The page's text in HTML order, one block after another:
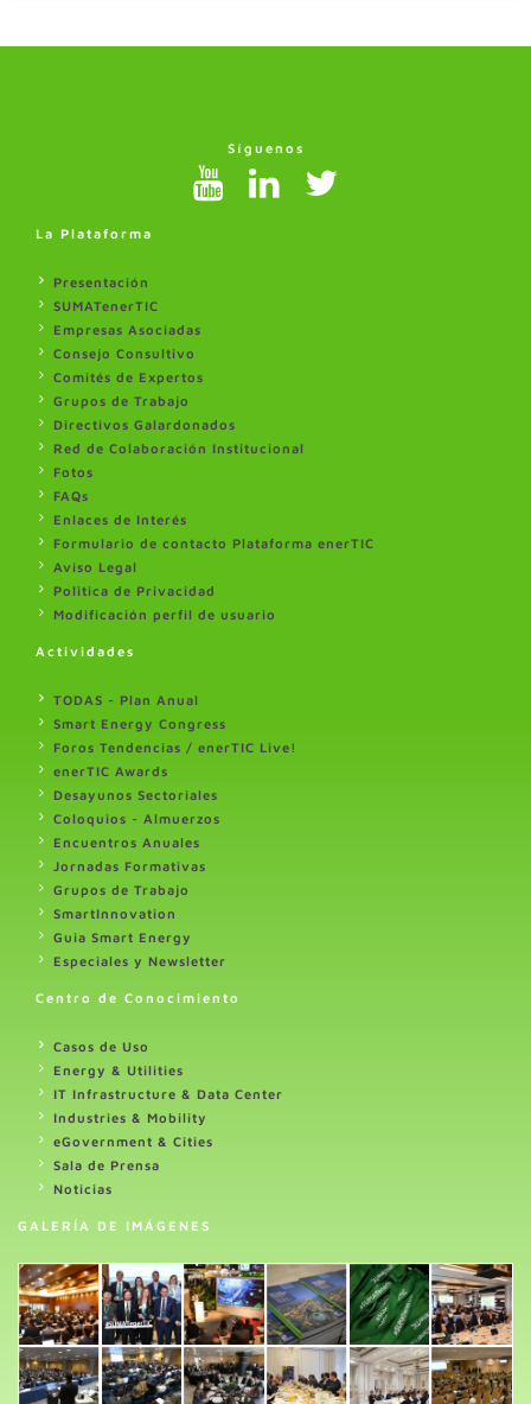
Síguenos
La Plataforma
Presentación
SUMATenerTIC
Empresas Asociadas
Consejo Consultivo
Comités de Expertos
Grupos de Trabajo
Directivos Galardonados
Red de Colaboración Institucional
Fotos
FAQs
Enlaces de Interés
Formulario de contacto Plataforma enerTIC
Aviso Legal
Politica de Privacidad
Modificación perfil de usuario
Actividades
TODAS - Plan Anual
Smart Energy Congress
Foros Tendencias / enerTIC Live!
enerTIC Awards
Desayunos Sectoriales
Coloquios - Almuerzos
Encuentros Anuales
Jornadas Formativas
Grupos de Trabajo
SmartInnovation
Guia Smart Energy
Especiales y Newsletter
Centro de Conocimiento
Casos de Uso
Energy & Utilities
IT Infrastructure & Data Center
Industries & Mobility
eGovernment & Cities
Sala de Prensa
Noticias
GALERÍA DE IMÁGENES